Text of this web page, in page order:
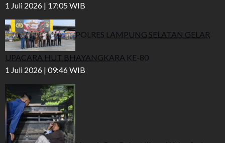
1 Juli 2026 | 17:05 WIB
POLRES LAMPUNG SELATAN GELAR
UPACARA HUT BHAYANGKARA KE-80
1 Juli 2026 | 09:46 WIB